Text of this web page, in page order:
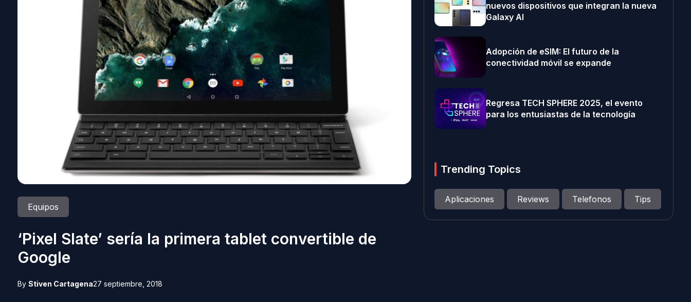
Equipos
‘Pixel Slate’ sería la primera tablet convertible de
Google
By Stiven Cartagena27 septiembre, 2018
nuevos dispositivos que integran la nueva
Galaxy AI
Adopción de eSIM: El futuro de la
conectividad móvil se expande
Regresa TECH SPHERE 2025, el evento
para los entusiastas de la tecnología
Trending Topics
Aplicaciones Reviews Telefonos Tips